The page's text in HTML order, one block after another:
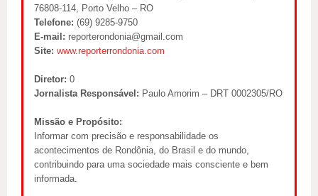
76808-114, Porto Velho – RO
Telefone: (69) 9285-9750
E-mail: reporterondonia@gmail.com
Site: www.reporterrondonia.com
Diretor: 0
Jornalista Responsável: Paulo Amorim – DRT 0002305/RO
Missão e Propósito:
Informar com precisão e responsabilidade os
acontecimentos de Rondônia, do Brasil e do mundo,
contribuindo para uma sociedade mais consciente e bem
informada.